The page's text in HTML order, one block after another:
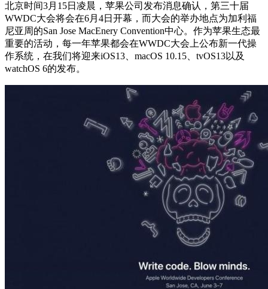
北京时间3月15日凌晨，苹果公司发布消息确认，第三十届
WWDC大会将会在6月4日开幕，而大会的举办地点为加利福
尼亚周的San Jose MacEnery Convention中心。作为苹果生态最
重要的活动，每一年苹果都会在WWDC大会上公布新一代操
作系统，在我们将迎来iOS13、macOS 10.15、tvOS13以及
watchOS 6的发布。